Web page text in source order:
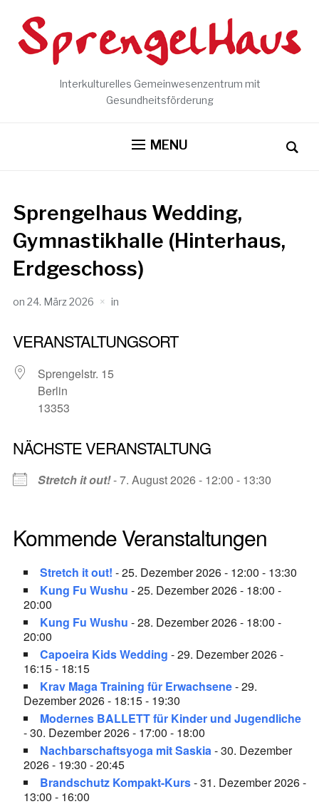
Interkulturelles Gemeinwesenzentrum mit
Gesundheitsförderung
MENU
Sprengelhaus Wedding,
Gymnastikhalle (Hinterhaus,
Erdgeschoss)
on 24. März 2026 in
VERANSTALTUNGSORT
Sprengelstr. 15
Berlin
13353
NÄCHSTE VERANSTALTUNG
Stretch it out!- 7. August 2026 - 12:00 - 13:30
Kommende Veranstaltungen
Stretch it out! - 25. Dezember 2026 - 12:00 - 13:30
Kung Fu Wushu - 25. Dezember 2026 - 18:00 -
20:00
Kung Fu Wushu - 28. Dezember 2026 - 18:00 -
20:00
Capoeira Kids Wedding - 29. Dezember 2026 -
16:15 - 18:15
Krav Maga Training für Erwachsene- 29.
Dezember 2026 - 18:15 - 19:30
Modernes BALLETT für Kinder und Jugendliche
- 30. Dezember 2026 - 17:00 - 18:00
Nachbarschaftsyoga mit Saskia- 30. Dezember
2026 - 19:30 - 20:45
Brandschutz Kompakt-Kurs- 31. Dezember 2026 -
13:00 - 16:00